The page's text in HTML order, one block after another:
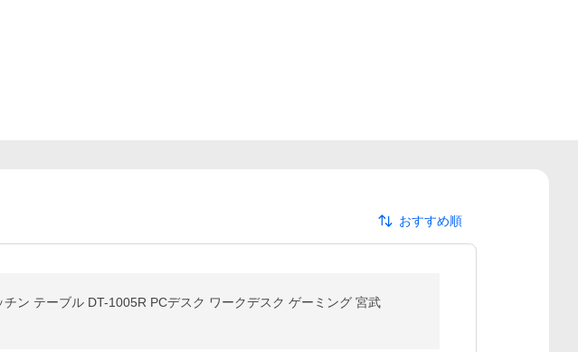
おすすめ順
ン テーブル DT-1005R PCデスク ワークデスク ゲーミング 宮武